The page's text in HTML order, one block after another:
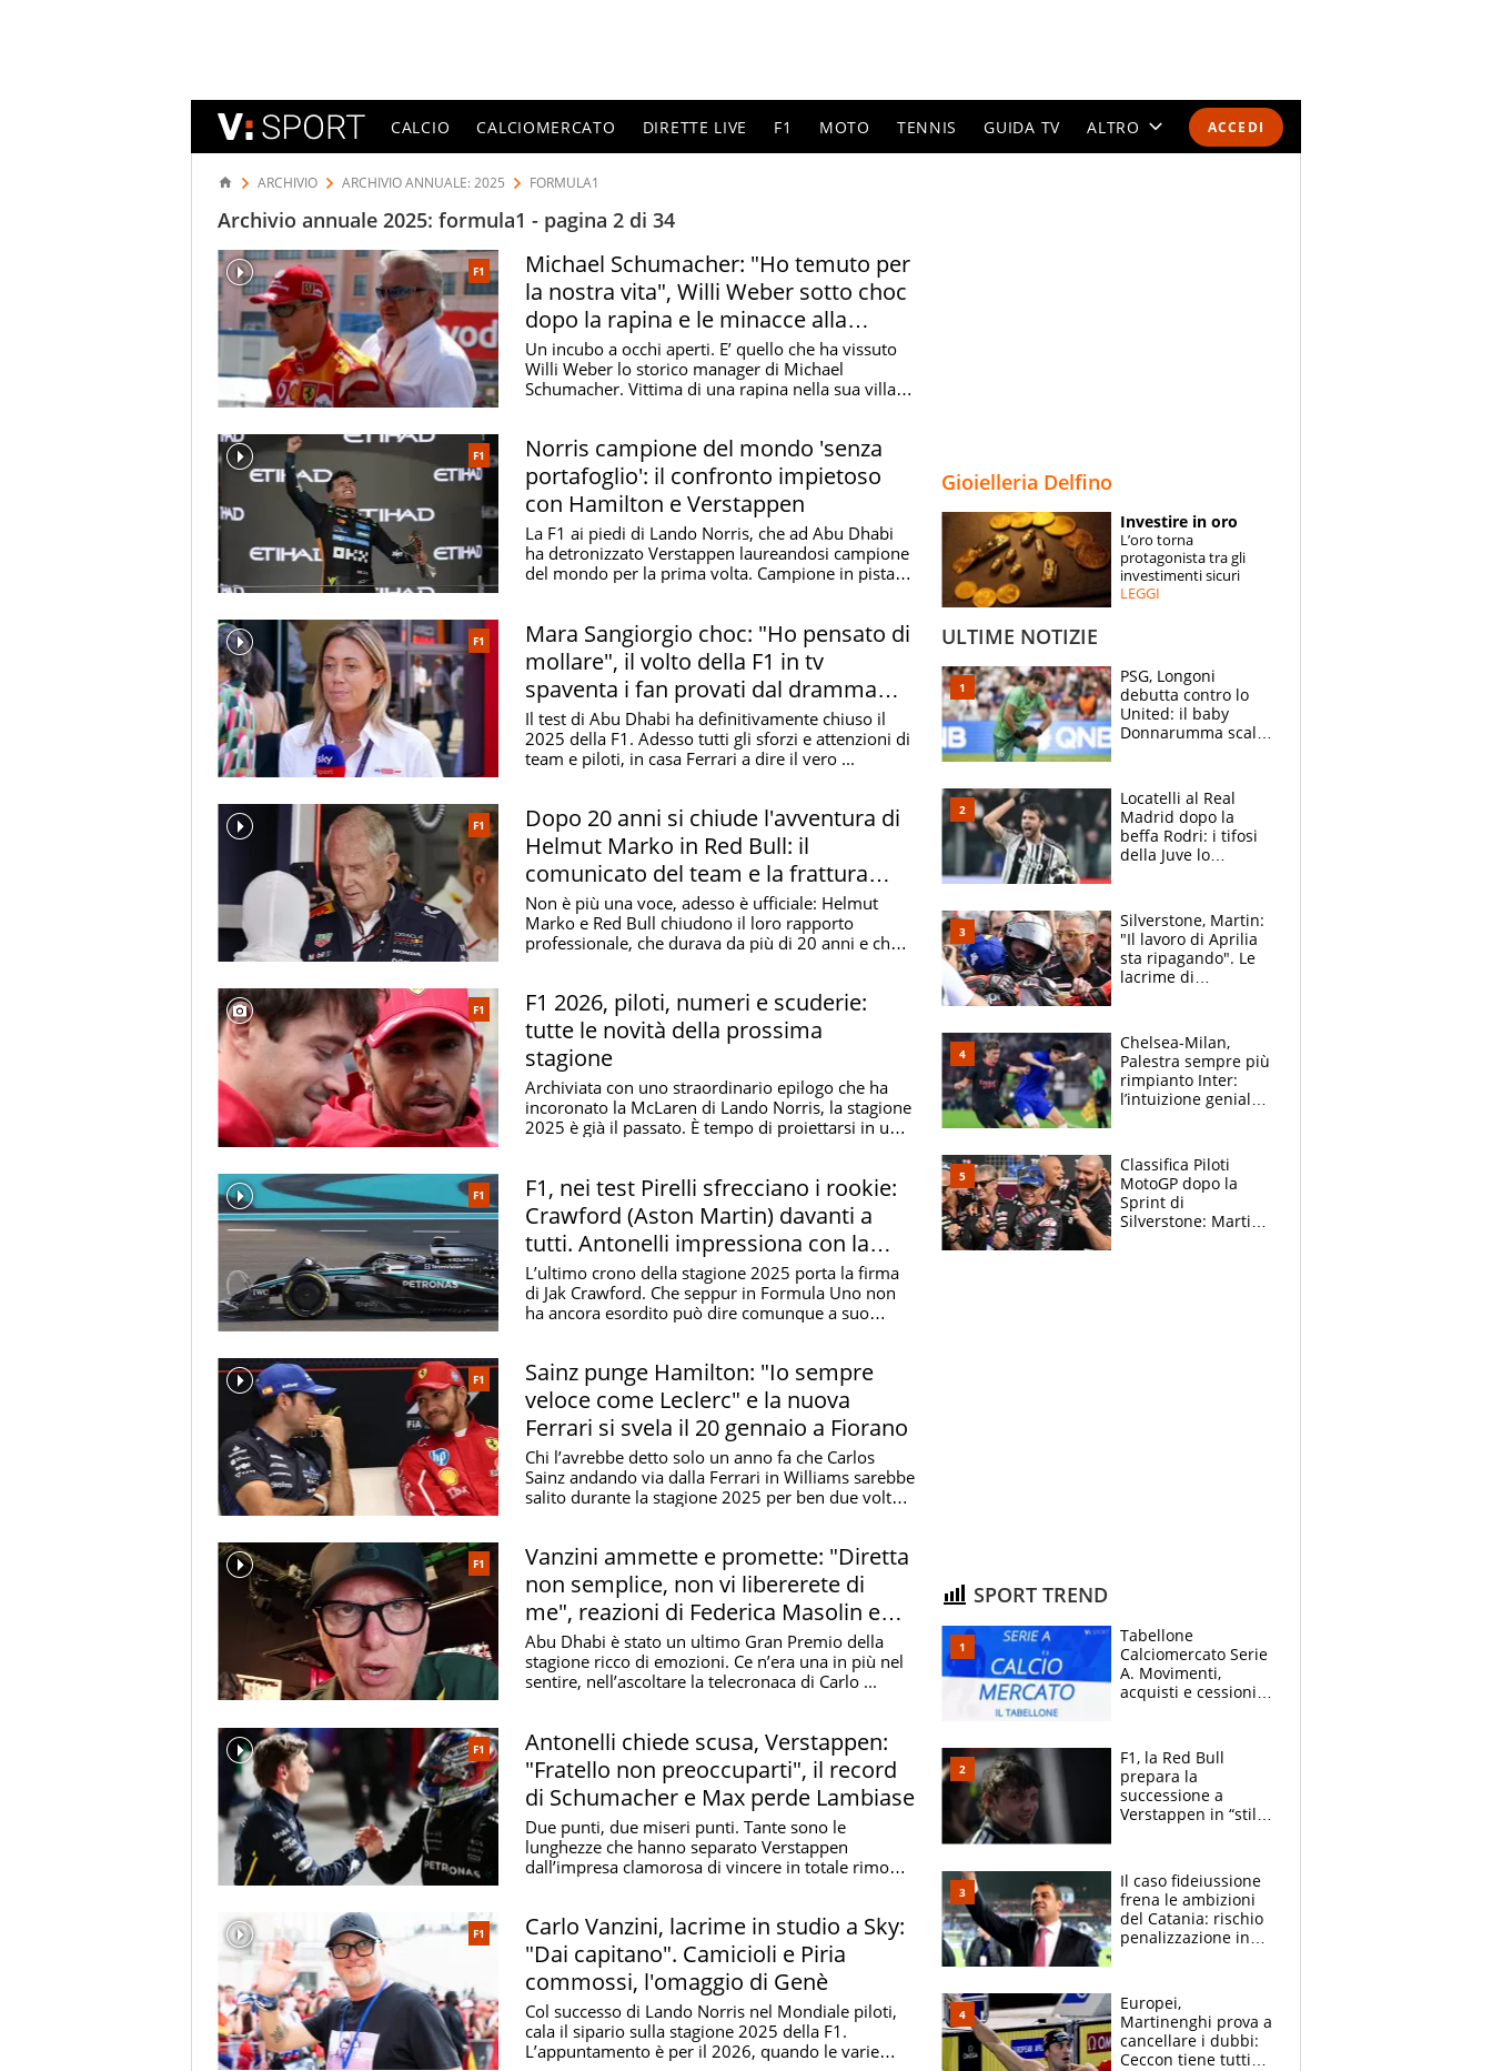
ACCEDI
CALCIO CALCIOMERCATO DIRETTE LIVE F1 MOTO TENNIS GUIDA TV ALTRO
SPECIALI
ESPERTI
ARCHIVIO ARCHIVIO ANNUALE: 2025 FORMULA1
Archivio annuale 2025: formula1 - pagina 2 di 34
F1
Michael Schumacher: "Ho temuto per
la nostra vita", Willi Weber sotto choc
dopo la rapina e le minacce alla
moglie
Un incubo a occhi aperti. E’ quello che ha vissuto
Willi Weber lo storico manager di Michael
Schumacher. Vittima di una rapina nella sua villa in
F1
Norris campione del mondo 'senza
portafoglio': il confronto impietoso
con Hamilton e Verstappen
La F1 ai piedi di Lando Norris, che ad Abu Dhabi
ha detronizzato Verstappen laureandosi campione
del mondo per la prima volta. Campione in pista,
F1
Mara Sangiorgio choc: "Ho pensato di
mollare", il volto della F1 in tv
spaventa i fan provati dal dramma
Vanzini
Il test di Abu Dhabi ha definitivamente chiuso il
2025 della F1. Adesso tutti gli sforzi e attenzioni di
team e piloti, in casa Ferrari a dire il vero ...
F1
Dopo 20 anni si chiude l'avventura di
Helmut Marko in Red Bull: il
comunicato del team e la frattura
insanabile
Non è più una voce, adesso è ufficiale: Helmut
Marko e Red Bull chiudono il loro rapporto
professionale, che durava da più di 20 anni e che
F1
F1 2026, piloti, numeri e scuderie:
tutte le novità della prossima
stagione
Archiviata con uno straordinario epilogo che ha
incoronato la McLaren di Lando Norris, la stagione
2025 è già il passato. È tempo di proiettarsi in un
F1
F1, nei test Pirelli sfrecciano i rookie:
Crawford (Aston Martin) davanti a
tutti. Antonelli impressiona con la
Mercedes 2026
L’ultimo crono della stagione 2025 porta la firma
di Jak Crawford. Che seppur in Formula Uno non
ha ancora esordito può dire comunque a suo
F1
Sainz punge Hamilton: "Io sempre
veloce come Leclerc" e la nuova
Ferrari si svela il 20 gennaio a Fiorano
Chi l’avrebbe detto solo un anno fa che Carlos
Sainz andando via dalla Ferrari in Williams sarebbe
salito durante la stagione 2025 per ben due volte
F1
Vanzini ammette e promette: "Diretta
non semplice, non vi libererete di
me", reazioni di Federica Masolin e
Meda
Abu Dhabi è stato un ultimo Gran Premio della
stagione ricco di emozioni. Ce n’era una in più nel
sentire, nell’ascoltare la telecronaca di Carlo ...
F1
Antonelli chiede scusa, Verstappen:
"Fratello non preoccuparti", il record
di Schumacher e Max perde Lambiase
Due punti, due miseri punti. Tante sono le
lunghezze che hanno separato Verstappen
dall’impresa clamorosa di vincere in totale rimonta
F1
Carlo Vanzini, lacrime in studio a Sky:
"Dai capitano". Camicioli e Piria
commossi, l'omaggio di Genè
Col successo di Lando Norris nel Mondiale piloti,
cala il sipario sulla stagione 2025 della F1.
L’appuntamento è per il 2026, quando le varie
Gioielleria Delfino
Investire in oro
L’oro torna
protagonista tra gli
investimenti sicuri
LEGGI
ULTIME NOTIZIE
PSG, Longoni
debutta contro lo
United: il baby
Donnarumma scalza
Locatelli al Real
Madrid dopo la
beffa Rodri: i tifosi
della Juve lo
Silverstone, Martin:
"Il lavoro di Aprilia
sta ripagando". Le
lacrime di
la gara domani"
Chelsea-Milan,
Palestra sempre più
rimpianto Inter:
l’intuizione geniale
Classifica Piloti
MotoGP dopo la
Sprint di
Silverstone: Martin
SPORT TREND
Tabellone
Calciomercato Serie
A. Movimenti,
acquisti e cessioni:
F1, la Red Bull
prepara la
successione a
Verstappen in “stile
attacco all’Italia
Il caso fideiussione
frena le ambizioni
del Catania: rischio
penalizzazione in
Europei,
Martinenghi prova a
cancellare i dubbi:
Ceccon tiene tutti